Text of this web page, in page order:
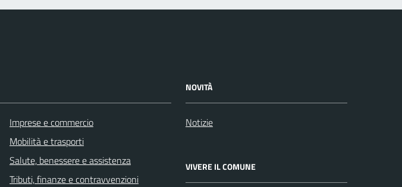
Imprese e commercio
Mobilità e trasporti
Salute, benessere e assistenza
Tributi, finanze e contravvenzioni
NOVITÀ
Notizie
VIVERE IL COMUNE